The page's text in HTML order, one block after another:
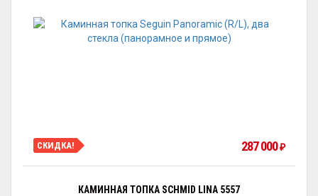
СКИДКА! 287 000 ₽
КАМИННАЯ ТОПКА SCHMID LINA 5557